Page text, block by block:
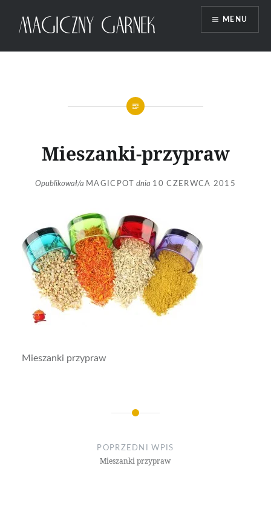
Magiczny Garnek
MENU
Mieszanki-przypraw
Opublikował/a MAGICPOT dnia 10 CZERWCA 2015
Mieszanki przypraw
POPRZEDNI WPIS
Mieszanki przypraw